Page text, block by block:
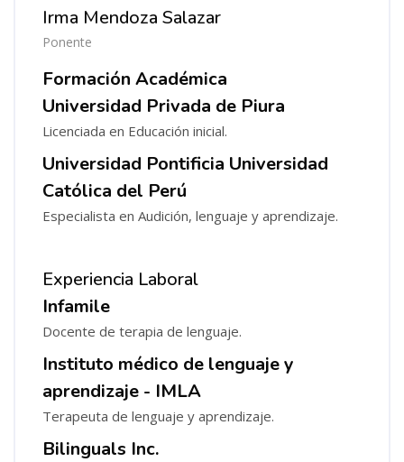
Irma Mendoza Salazar
Ponente
Formación Académica
Universidad Privada de Piura
Licenciada en Educación inicial.
Universidad Pontificia Universidad
Católica del Perú
Especialista en Audición, lenguaje y aprendizaje.
Experiencia Laboral
Infamile
Docente de terapia de lenguaje.
Instituto médico de lenguaje y
aprendizaje - IMLA
Terapeuta de lenguaje y aprendizaje.
Bilinguals Inc.